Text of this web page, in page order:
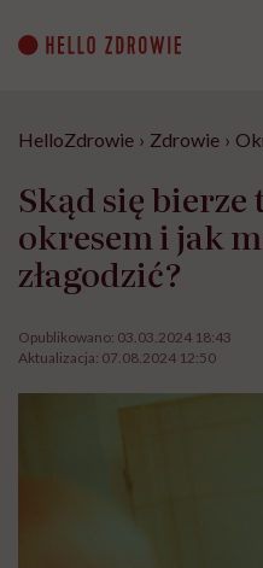
content
HelloZdrowie › Zdrowie ›
Skąd się
okresem i jak
złagodzić?
Opublikowano: 03.03.2024 18:43
Aktualizacja: 07.08.2024 12:50